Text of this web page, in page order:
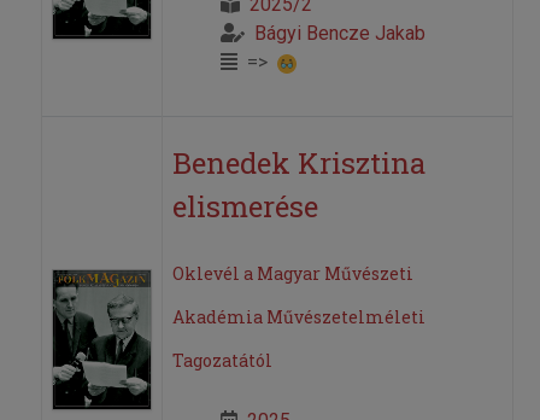
2025/2
Bágyi Bencze Jakab
=>
Benedek Krisztina
elismerése
Oklevél a Magyar Művészeti
Akadémia Művészetelméleti
Tagozatától